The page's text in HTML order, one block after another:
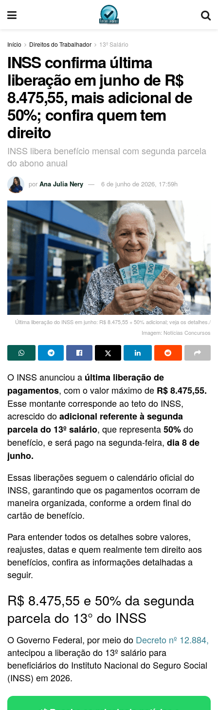
Início Direitos do Trabalhador 13º Salário
INSS confirma última
liberação em junho de R$
8.475,55, mais adicional de
50%; confira quem tem
direito
INSS libera benefício mensal com segunda parcela
do abono anual
por Ana Julia Nery 6 de junho de 2026, 17:59h
Última liberação do INSS em junho: R$ 8.475,55 + 50% adicional; veja os detalhes./
Imagem: Notícias Concursos
O INSS anunciou a última liberação de
pagamentos, com o valor máximo de R$ 8.475,55.
Esse montante corresponde ao teto do INSS,
acrescido doadicional referente à segunda
parcela do 13º salário, que representa50%do
benefício, e será pago na segunda-feira, dia 8 de
junho.
Essas liberações seguem o calendário oficial do
INSS, garantindo que os pagamentos ocorram de
maneira organizada, conforme a ordem final do
cartão de benefício.
Para entender todos os detalhes sobre valores,
reajustes, datas e quem realmente tem direito aos
benefícios, confira as informações detalhadas a
seguir.
R$ 8.475,55 e 50% da segunda
parcela do 13° do INSS
O Governo Federal, por meio do Decreto nº 12.884,
antecipou a liberação do 13º salário para
beneficiários do Instituto Nacional do Seguro Social
(INSS) em 2026.